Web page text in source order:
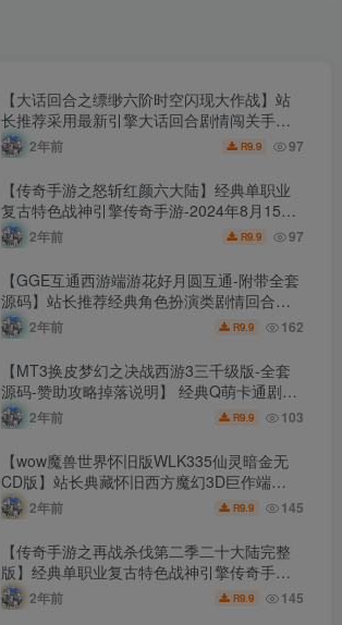
【大话回合之缥缈六阶时空闪现大作战】站
长推荐采用最新引擎大话回合剧情闯关手
游-2024年8月15日最新打包Linux服务端源码
视频架设教程-GM总运营管理后台-安卓苹果
IOS双端版本！
2年前 R9.9 97
【传奇手游之怒斩红颜六大陆】经典单职业
复古特色战神引擎传奇手游-2024年8月15日
最新打包Win服务端源码视频架设教程-新版
GM多功能网页授权物品后台-GM直冲网页后
台-安卓苹果IOS双端版本！
2年前 R9.9 97
【GGE互通西游端游花好月圆互通-附带全套
源码】站长推荐经典角色扮演类剧情回合端
游-2024年8月15日最新打包Win服务端源码
架设教程-全套源码-配套完整PC客户端-安卓
版本！
2年前 R9.9 162
【MT3换皮梦幻之决战西游3三千级版-全套
源码-赞助攻略掉落说明】 经典Q萌卡通剧情
人物回合动作手游-2024年8月14日最新打包
Linux服务端源码视频架设教程-多功能GM网
页后台-管理后台-安卓苹果IOS双端版本！
2年前 R9.9 103
【wow魔兽世界怀旧版WLK335仙灵暗金无
CD版】站长典藏怀旧西方魔幻3D巨作端
游-2024年8月14日最新整理打包Win服务端
源码视频架设教程-网页注册-GM指令教程-完
整PC客户端！
2年前 R9.9 145
【传奇手游之再战杀伐第二季二十大陆完整
版】经典单职业复古特色战神引擎传奇手
游-2024年8月14日最新打包Win服务端源码
视频架设教程-新版GM多功能网页授权物品
2年前 R9.9 145